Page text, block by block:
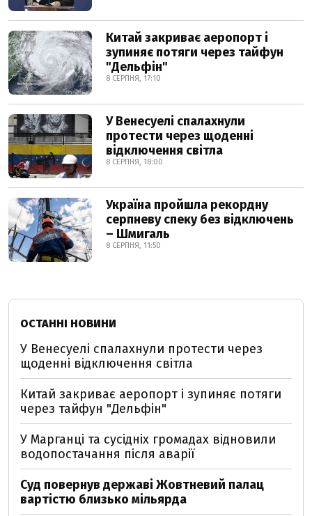
Китай закриває аеропорт і
зупиняє потяги через тайфун
"Дельфін"
8 СЕРПНЯ, 17:10
У Венесуелі спалахнули
протести через щоденні
відключення світла
8 СЕРПНЯ, 18:00
Україна пройшла рекордну
серпневу спеку без відключень
– Шмигаль
8 СЕРПНЯ, 11:50
ОСТАННІ НОВИНИ
У Венесуелі спалахнули протести через
щоденні відключення світла
Китай закриває аеропорт і зупиняє потяги
через тайфун "Дельфін"
У Марганці та сусідніх громадах відновили
водопостачання після аварії
Суд повернув державі Жовтневий палац
вартістю близько мільярда